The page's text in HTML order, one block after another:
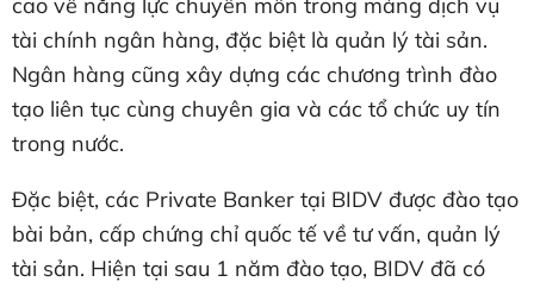
tài chính ngân hàng, đặc biệt là quản lý tài sản.
Ngân hàng cũng xây dựng các chương trình đào
tạo liên tục cùng chuyên gia và các tổ chức uy tín
trong nước.
Đặc biệt, các Private Banker tại BIDV được đào tạo
bài bản, cấp chứng chỉ quốc tế về tư vấn, quản lý
tài sản. Hiện tại sau 1 năm đào tạo, BIDV đã có